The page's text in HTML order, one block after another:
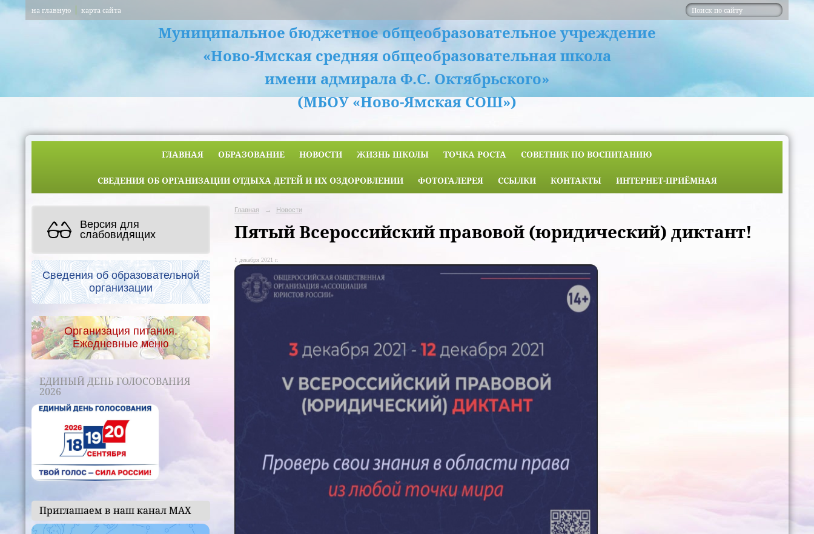
на главную карта сайта
Муниципальное бюджетное общеобразовательное учреждение
«Ново-Ямская средняя общеобразовательная школа
имени адмирала Ф.С. Октябрьского»
(МБОУ «Ново-Ямская СОШ»)
ГЛАВНАЯ ОБРАЗОВАНИЕ НОВОСТИ ЖИЗНЬ ШКОЛЫ ТОЧКА РОСТА СОВЕТНИК ПО ВОСПИТАНИЮ
СВЕДЕНИЯ ОБ ОРГАНИЗАЦИИ ОТДЫХА ДЕТЕЙ И ИХ ОЗДОРОВЛЕНИИ ФОТОГАЛЕРЕЯ ССЫЛКИ КОНТАКТЫ ИНТЕРНЕТ-ПРИЁМНАЯ
Версия для
слабовидящих
Сведения об образовательной
организации
Организация питания.
Ежедневные меню
ЕДИНЫЙ ДЕНЬ ГОЛОСОВАНИЯ
2026
Приглашаем в наш канал МАХ
Главная → Новости
Пятый Всероссийский правовой (юридический) диктант!
1 декабря 2021 г.